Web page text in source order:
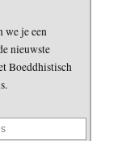
we je een
nieuwste
Boeddhistisch